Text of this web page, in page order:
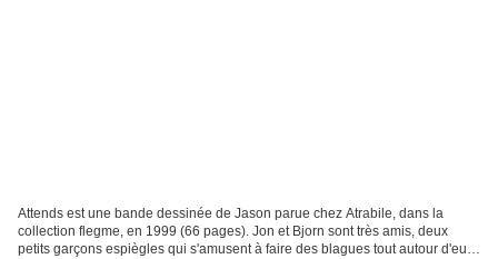
Attends est une bande dessinée de Jason parue chez Atrabile, dans la
collection flegme, en 1999 (66 pages). Jon et Bjorn sont très amis, deux
petits garçons espiègles qui s'amusent à faire des blagues tout autour d'eux.